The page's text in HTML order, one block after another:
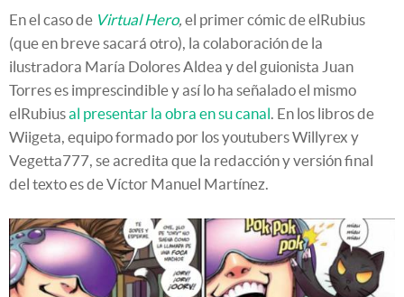
En el caso de Virtual Hero, el primer cómic de elRubius
(que en breve sacará otro), la colaboración de la
ilustradora María Dolores Aldea y del guionista Juan
Torres es imprescindible y así lo ha señalado el mismo
elRubiusal presentar la obra en su canal. En los libros de
Wiigeta, equipo formado por los youtubers Willyrex y
Vegetta777, se acredita que la redacción y versión final
del texto es de Víctor Manuel Martínez.